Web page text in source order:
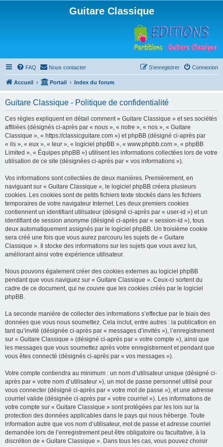
Guitare Classique
FAQ Nous contacter Connexion
S’enregistrer
Accueil Portail Index du forum
Guitare Classique - Politique de confidentialité
Ces règles expliquent en détail comment « Guitare Classique » et ses sociétés
affiliées (désignés ci-après par « nous », « notre », « nos », « Guitare
Classique », « https://classicguitare.com ») et phpBB (désigné ci-après par
« ils », « eux », « leur », « logiciel phpBB », « www.phpbb.com », « phpBB
Limited », « Équipes phpBB ») utilisent les informations collectées lors de votre
utilisation de ce site (désignées ci-après par « vos informations »).
Vos informations sont collectées de deux manières. Premièrement, en
naviguant sur « Guitare Classique », le logiciel phpBB créera plusieurs
cookies. Les cookies sont de petits fichiers texte stockés dans les fichiers
temporaires de votre navigateur Internet. Les deux premiers cookies
contiennent un identifiant utilisateur (désigné ci-après par « user-id ») et un
identifiant de session anonyme (désigné ci-après par « session-id »), tous
deux automatiquement assignés par le logiciel phpBB. Un troisième cookie
sera créé une fois que vous aurez parcouru les sujets de « Guitare
Classique ». Il stocke des informations sur les sujets que vous avez lus,
améliorant ainsi votre expérience utilisateur.
Nous pouvons également créer des cookies externes au logiciel phpBB
pendant que vous naviguez sur « Guitare Classique ». Ceux-ci sortent du
cadre de ce document, qui ne couvre que les cookies créés par le logiciel
phpBB.
La seconde manière de collecter des informations s’effectue par le biais des
données que vous nous soumettez. Cela inclut, entre autres : la publication en
tant qu’invité (désignée ci-après par « messages d’invités »), l’enregistrement
sur « Guitare Classique » (désigné ci-après par « votre compte »), ainsi que
les messages que vous soumettez après votre enregistrement et pendant que
vous êtes connecté (désignés ci-après par « vos messages »).
Votre compte contiendra au minimum : un nom d’utilisateur unique (désigné ci-
après par « votre nom d’utilisateur »), un mot de passe personnel utilisé pour
vous connecter (désigné ci-après par « votre mot de passe »), et une adresse
courriel valide (désignée ci-après par « votre courriel »). Les informations de
votre compte sur « Guitare Classique » sont protégées par les lois sur la
protection des données applicables dans le pays qui nous héberge. Toute
information autre que vos nom d’utilisateur, mot de passe et adresse courriel
demandée lors de l’enregistrement peut être obligatoire ou facultative, à la
discrétion de « Guitare Classique ». Dans tous les cas, vous pouvez choisir